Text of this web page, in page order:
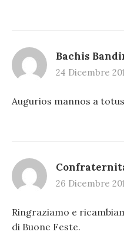
Bachis
24 Dicembre
Augurios mannos a
26 Dicembre
Ringraziamo e
di Buone Feste.